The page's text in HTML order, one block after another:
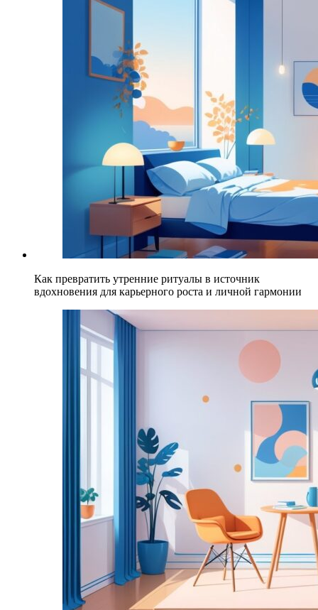
Как превратить утренние ритуалы в источник
вдохновения для карьерного роста и личной гармонии